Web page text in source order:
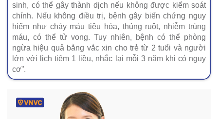
sinh, có thể gây thành dịch nếu không được kiểm soát
chính. Nếu không điều trị, bệnh gây biến chứng nguy
hiểm như chảy máu tiêu hóa, thủng ruột, nhiễm trùng
máu, có thể tử vong. Tuy nhiên, bệnh có thể phòng
ngừa hiệu quả bằng vắc xin cho trẻ từ 2 tuổi và người
lớn với lịch tiêm 1 liều, nhắc lại mỗi 3 năm khi có nguy
cơ”.